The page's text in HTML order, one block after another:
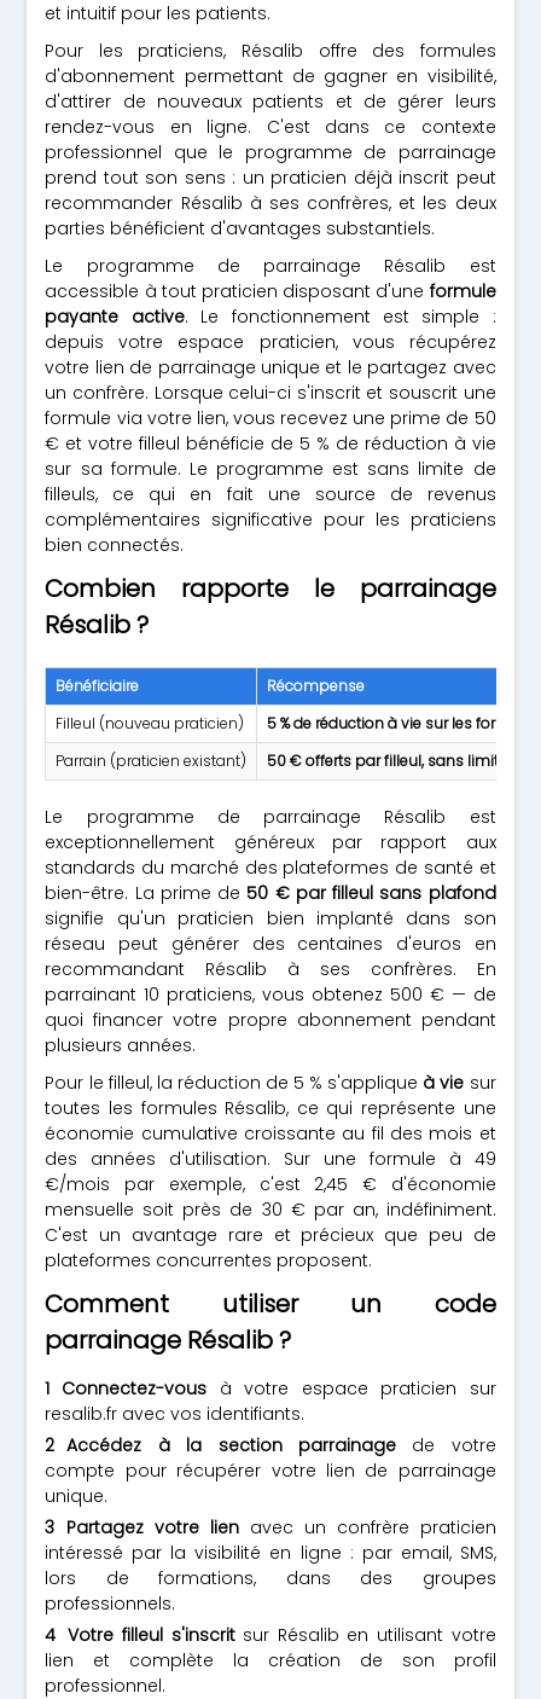
et intuitif pour les patients.
Pour les praticiens, Résalib offre des formules
d'abonnement permettant de gagner en visibilité,
d'attirer de nouveaux patients et de gérer leurs
rendez-vous en ligne. C'est dans ce contexte
professionnel que le programme de parrainage
prend tout son sens : un praticien déjà inscrit peut
recommander Résalib à ses confrères, et les deux
parties bénéficient d'avantages substantiels.
Le programme de parrainage Résalib est
accessible à tout praticien disposant d'une formule
payante active. Le fonctionnement est simple :
depuis votre espace praticien, vous récupérez
votre lien de parrainage unique et le partagez avec
un confrère. Lorsque celui-ci s'inscrit et souscrit une
formule via votre lien, vous recevez une prime de 50
€ et votre filleul bénéficie de 5 % de réduction à vie
sur sa formule. Le programme est sans limite de
filleuls, ce qui en fait une source de revenus
complémentaires significative pour les praticiens
bien connectés.
Combien rapporte le parrainage
Résalib ?
Bénéficiaire
Récompense
Filleul (nouveau praticien)
5 % de réduction à vie sur les
Parrain (praticien existant)
50 € offerts par filleul, sans limite
Le programme de parrainage Résalib est
exceptionnellement généreux par rapport aux
standards du marché des plateformes de santé et
bien-être. La prime de 50 € par filleul sans plafond
signifie qu'un praticien bien implanté dans son
réseau peut générer des centaines d'euros en
recommandant Résalib à ses confrères. En
parrainant 10 praticiens, vous obtenez 500 € — de
quoi financer votre propre abonnement pendant
plusieurs années.
Pour le filleul, la réduction de 5 % s'applique à vie sur
toutes les formules Résalib, ce qui représente une
économie cumulative croissante au fil des mois et
des années d'utilisation. Sur une formule à 49
€/mois par exemple, c'est 2,45 € d'économie
mensuelle soit près de 30 € par an, indéfiniment.
C'est un avantage rare et précieux que peu de
plateformes concurrentes proposent.
Comment utiliser un code
parrainage Résalib ?
Connectez-vous à votre espace praticien sur
resalib.fr avec vos identifiants.
Accédez à la section parrainagede votre
compte pour récupérer votre lien de parrainage
unique.
Partagez votre lien avec un confrère praticien
intéressé par la visibilité en ligne : par email, SMS,
lors de formations, dans des groupes
professionnels.
Votre filleul s'inscritsur Résalib en utilisant votre
lien et complète la création de son profil
professionnel.